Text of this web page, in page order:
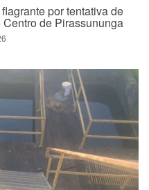
por tentativa de
de Pirassununga